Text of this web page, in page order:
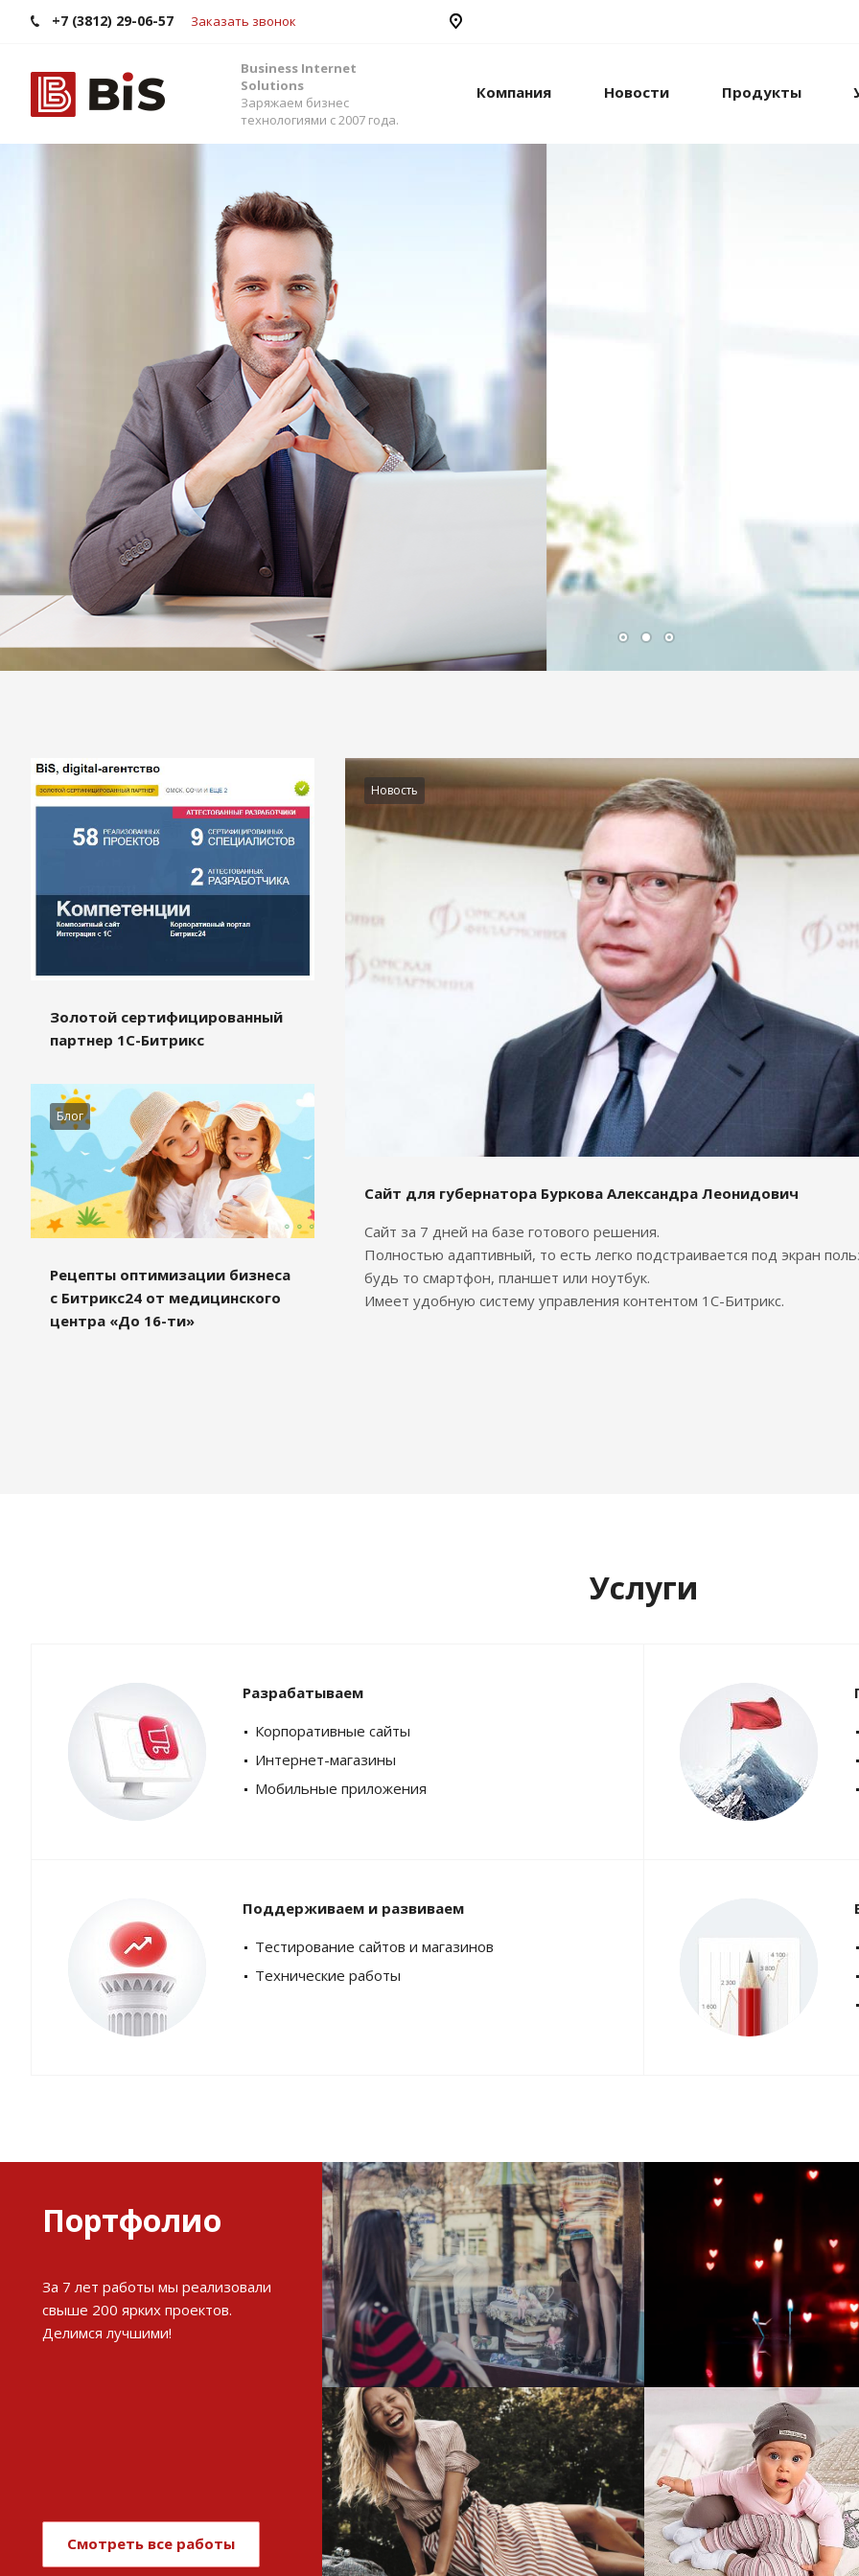
+7 (3812) 29-06-57 Заказать звонок
Business Internet
Solutions
Заряжаем бизнес
технологиями с 2007 года.
Компания Новости Продукты
Внедрение Битрикс24
Стройте работу в команде, управляйте продажами и компанией с
помощью одной из самых популярных CRM-систем.
Помогаем выбрать версию, настроить интеграцию с внешними
сервисами и автоматизировать бизнес-процессы.
Подробности
Золотой сертифицированный
партнер 1С-Битрикс
Блог
Рецепты оптимизации бизнеса
с Битрикс24 от медицинского
центра «До 16-ти»
Новость
Сайт для губернатора Буркова Александра Леонидович
Сайт за 7 дней на базе готового решения.
Полностью адаптивный, то есть легко подстраивается под экран
будь то смартфон, планшет или ноутбук.
Имеет удобную систему управления контентом 1С-Битрикс.
Услуги
Разрабатываем
Корпоративные сайты
Интернет-магазины
Мобильные приложения
Поддерживаем и развиваем
Тестирование сайтов и магазинов
Технические работы
Портфолио
За 7 лет работы мы реализовали
свыше 200 ярких проектов.
Делимся лучшими!
Смотреть все работы
Развитие и поддержка
интернет-витрины StepClub
Смотреть проект
Развитие
магазина "Всё
Смотреть проект
Имиджевый сайт для сети
магазинов Soho Project
Увеличили
интернет-
topdatop.ru на